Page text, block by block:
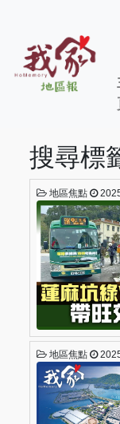
搜尋標
地區焦點
地區焦點